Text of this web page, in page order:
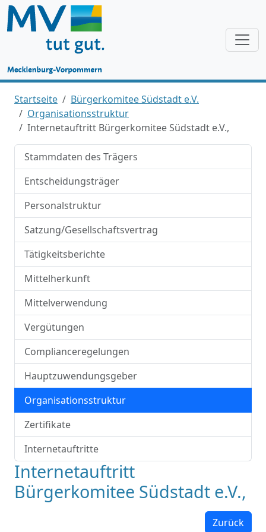
Startseite
Bürgerkomitee Südstadt e.V.
Organisationsstruktur
Internetauftritt Bürgerkomitee Südstadt e.V.,
Stammdaten des Trägers
Entscheidungsträger
Personalstruktur
Satzung/Gesellschaftsvertrag
Tätigkeitsberichte
Mittelherkunft
Mittelverwendung
Vergütungen
Complianceregelungen
Hauptzuwendungsgeber
Organisationsstruktur
Zertifikate
Internetauftritte
Internetauftritt
Bürgerkomitee Südstadt e.V.,
Zurück